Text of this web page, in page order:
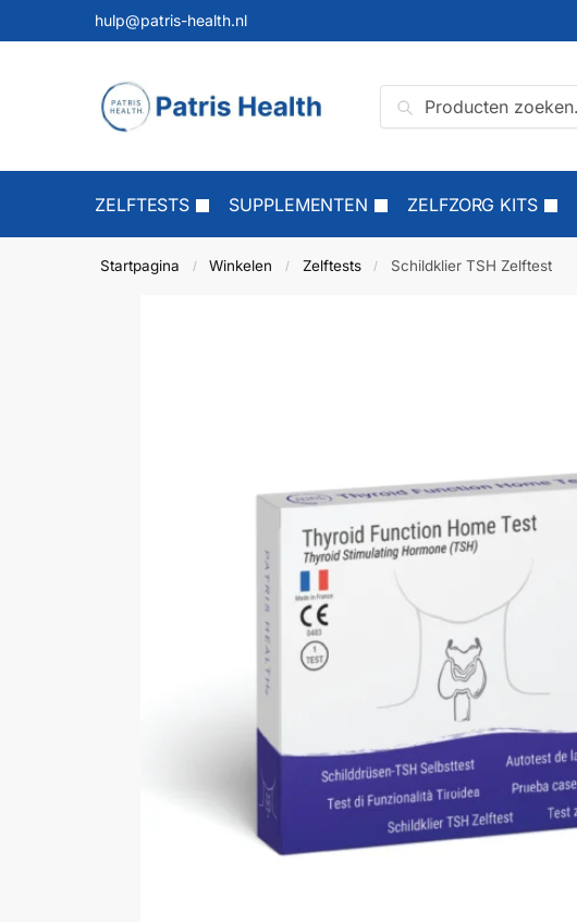
hulp@patris-health.nl
Zoeken
ZELFTESTS SUPPLEMENTEN ZELFZORG KITS
Startpagina / Winkelen / Zelftests / Schildklier TSH Zelftest